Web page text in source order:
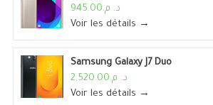
د. م.945.00
Voir les détails →
Samsung Galaxy J7 Duo
د. م.2,520.00
Voir les détails →